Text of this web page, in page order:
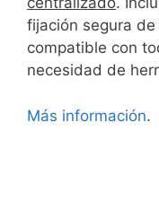
fijación segura de
compatible con
necesidad de
Más información.